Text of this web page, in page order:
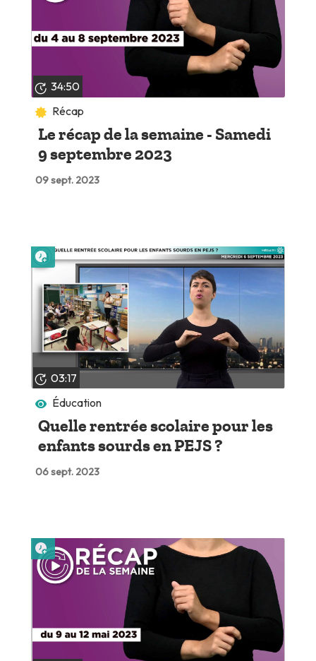
34:50
Récap
Le récap de la semaine - Samedi
9 septembre 2023
09 sept. 2023
03:17
Éducation
Quelle rentrée scolaire pour les
enfants sourds en PEJS ?
06 sept. 2023
Lire plus tard
Lire plus tard